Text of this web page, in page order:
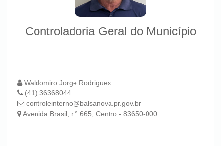
Controladoria Geral do Município
Waldomiro Jorge Rodrigues
(41) 36368044
controleinterno@balsanova.pr.gov.br
Avenida Brasil, n° 665, Centro - 83650-000